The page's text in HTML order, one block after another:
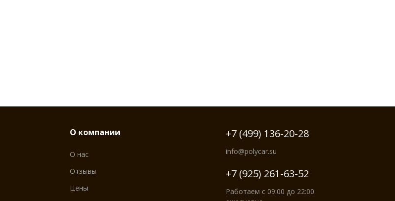
О компании
О нас
Отзывы
Цены
+7 (499) 136-20-28
info@polycar.su
+7 (925) 261-63-52
Работаем с 09:00 до 22:00